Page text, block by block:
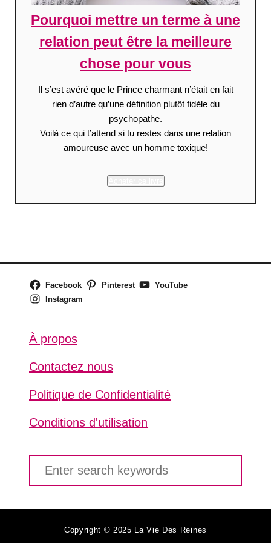
Pourquoi mettre un terme à une
relation peut être la meilleure
chose pour vous
Il s’est avéré que le Prince charmant n’était en fait
rien d’autre qu’une définition plutôt fidèle du
psychopathe.
Voilà ce qui t’attend si tu restes dans une relation
amoureuse avec un homme toxique!
Facebook Pinterest
YouTube
Instagram
À propos
Contactez nous
Politique de Confidentialité
Conditions d'utilisation
Copyright © 2025 La Vie Des Reines